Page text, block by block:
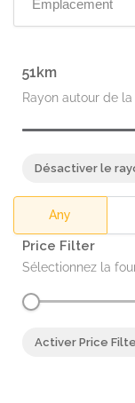
51
Rayon autour de
Désactiver le
Any
Price Filter
Sélectionnez la
Activer Price